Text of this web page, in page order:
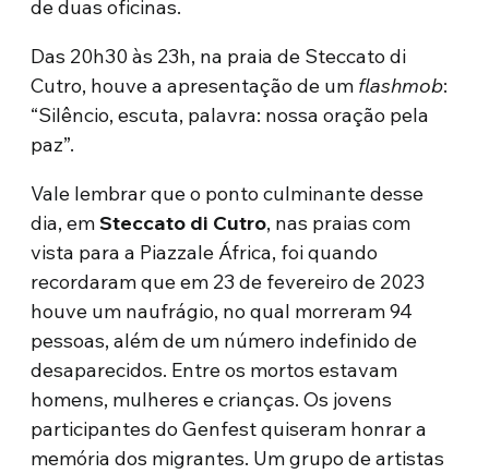
de duas oficinas.
Das 20h30 às 23h, na praia de Steccato di
Cutro, houve a apresentação de um flashmob:
“Silêncio, escuta, palavra: nossa oração pela
paz”.
Vale lembrar que o ponto culminante desse
dia, emSteccato di Cutro, nas praias com
vista para a Piazzale África, foi quando
recordaram que em 23 de fevereiro de 2023
houve um naufrágio, no qual morreram 94
pessoas, além de um número indefinido de
desaparecidos. Entre os mortos estavam
homens, mulheres e crianças. Os jovens
participantes do Genfest quiseram honrar a
memória dos migrantes. Um grupo de artistas